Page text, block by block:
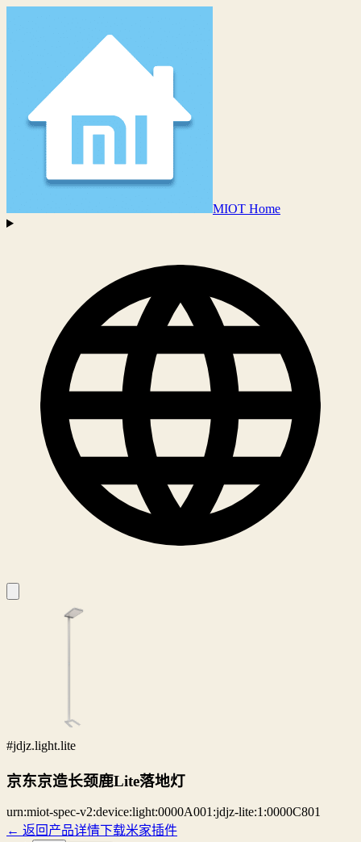
MIOT Home
#jdjz.light.lite
京东京造长颈鹿Lite落地灯
urn:miot-spec-v2:device:light:0000A001:jdjz-lite:1:0000C801
← 返回产品详情下载米家插件